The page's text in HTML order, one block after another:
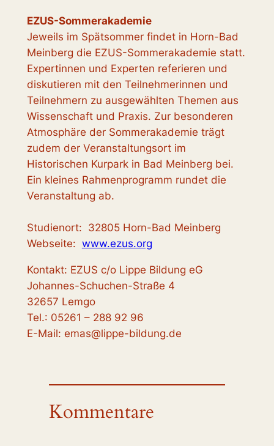
EZUS-Sommerakademie
Jeweils im Spätsommer findet in Horn-Bad
Meinberg die EZUS-Sommerakademie statt.
Expertinnen und Experten referieren und
diskutieren mit den Teilnehmerinnen und
Teilnehmern zu ausgewählten Themen aus
Wissenschaft und Praxis. Zur besonderen
Atmosphäre der Sommerakademie trägt
zudem der Veranstaltungsort im
Historischen Kurpark in Bad Meinberg bei.
Ein kleines Rahmenprogramm rundet die
Veranstaltung ab.
Studienort: 32805 Horn-Bad Meinberg
Webseite: www.ezus.org
Kontakt: EZUS c/o Lippe Bildung eG
Johannes-Schuchen-Straße 4
32657 Lemgo
Tel.: 05261 – 288 92 96
E-Mail: emas@lippe-bildung.de
Kommentare